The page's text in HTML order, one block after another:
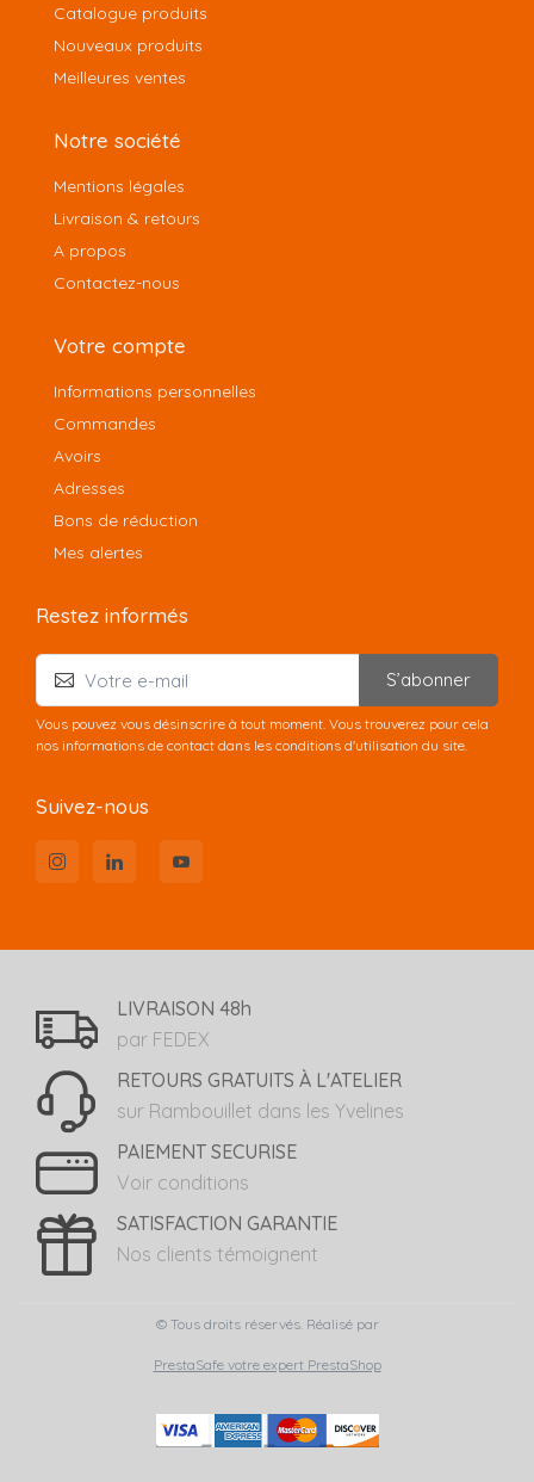
Catalogue produits
Nouveaux produits
Meilleures ventes
Notre société
Mentions légales
Livraison & retours
A propos
Contactez-nous
Votre compte
Informations personnelles
Commandes
Avoirs
Adresses
Bons de réduction
Mes alertes
Restez informés
S’abonner
Vous pouvez vous désinscrire à tout moment. Vous trouverez pour cela
nos informations de contact dans les conditions d'utilisation du site.
Suivez-nous
LIVRAISON 48h
par FEDEX
RETOURS GRATUITS À L'ATELIER
sur Rambouillet dans les Yvelines
PAIEMENT SECURISE
Voir conditions
SATISFACTION GARANTIE
Nos clients témoignent
© Tous droits réservés. Réalisé par
PrestaSafe votre expert PrestaShop